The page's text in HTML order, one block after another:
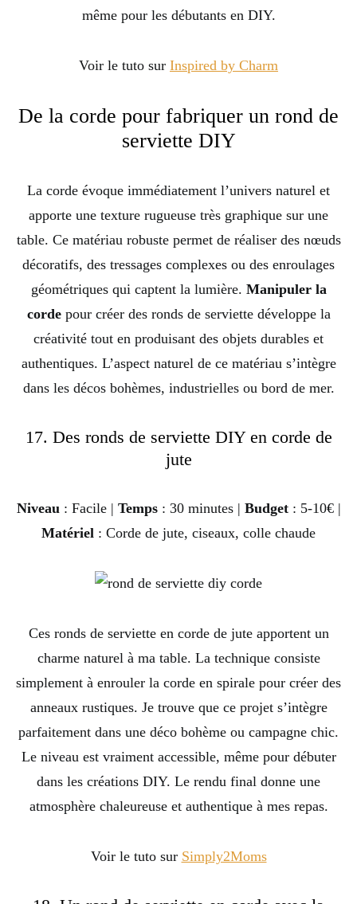
même pour les débutants en DIY.
Voir le tuto sur Inspired by Charm
De la corde pour fabriquer un rond de
serviette DIY
La corde évoque immédiatement l’univers naturel et
apporte une texture rugueuse très graphique sur une
table. Ce matériau robuste permet de réaliser des nœuds
décoratifs, des tressages complexes ou des enroulages
géométriques qui captent la lumière. Manipuler la
cordepour créer des ronds de serviette développe la
créativité tout en produisant des objets durables et
authentiques. L’aspect naturel de ce matériau s’intègre
dans les décos bohèmes, industrielles ou bord de mer.
17. Des ronds de serviette DIY en corde de
jute
Niveau: Facile | Temps: 30 minutes | Budget: 5-10€ |
Matériel : Corde de jute, ciseaux, colle chaude
Ces ronds de serviette en corde de jute apportent un
charme naturel à ma table. La technique consiste
simplement à enrouler la corde en spirale pour créer des
anneaux rustiques. Je trouve que ce projet s’intègre
parfaitement dans une déco bohème ou campagne chic.
Le niveau est vraiment accessible, même pour débuter
dans les créations DIY. Le rendu final donne une
atmosphère chaleureuse et authentique à mes repas.
Voir le tuto sur Simply2Moms